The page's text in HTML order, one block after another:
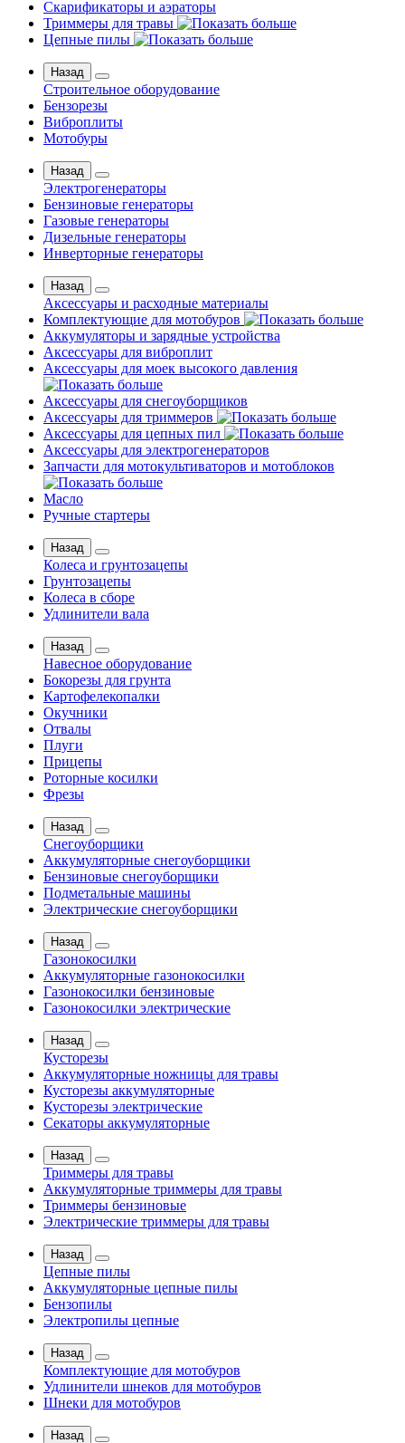
Скарификаторы и аэраторы
Триммеры для травы
Цепные пилы
Назад
Строительное оборудование
Бензорезы
Виброплиты
Мотобуры
Назад
Электрогенераторы
Бензиновые генераторы
Газовые генераторы
Дизельные генераторы
Инверторные генераторы
Назад
Аксессуары и расходные материалы
Комплектующие для мотобуров
Аккумуляторы и зарядные устройства
Аксессуары для виброплит
Аксессуары для моек высокого давления
Аксессуары для снегоуборщиков
Аксессуары для триммеров
Аксессуары для цепных пил
Аксессуары для электрогенераторов
Запчасти для мотокультиваторов и мотоблоков
Масло
Ручные стартеры
Назад
Колеса и грунтозацепы
Грунтозацепы
Колеса в сборе
Удлинители вала
Назад
Навесное оборудование
Бокорезы для грунта
Картофелекопалки
Окучники
Отвалы
Плуги
Прицепы
Роторные косилки
Фрезы
Назад
Снегоуборщики
Аккумуляторные снегоуборщики
Бензиновые снегоуборщики
Подметальные машины
Электрические снегоуборщики
Назад
Газонокосилки
Аккумуляторные газонокосилки
Газонокосилки бензиновые
Газонокосилки электрические
Назад
Кусторезы
Аккумуляторные ножницы для травы
Кусторезы аккумуляторные
Кусторезы электрические
Секаторы аккумуляторные
Назад
Триммеры для травы
Аккумуляторные триммеры для травы
Триммеры бензиновые
Электрические триммеры для травы
Назад
Цепные пилы
Аккумуляторные цепные пилы
Бензопилы
Электропилы цепные
Назад
Комплектующие для мотобуров
Удлинители шнеков для мотобуров
Шнеки для мотобуров
Назад